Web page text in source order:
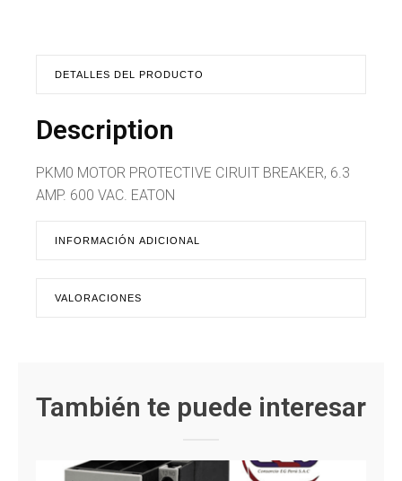
DETALLES DEL PRODUCTO
Description
PKM0 MOTOR PROTECTIVE CIRUIT BREAKER, 6.3
AMP. 600 VAC. EATON
INFORMACIÓN ADICIONAL
VALORACIONES
También te puede interesar